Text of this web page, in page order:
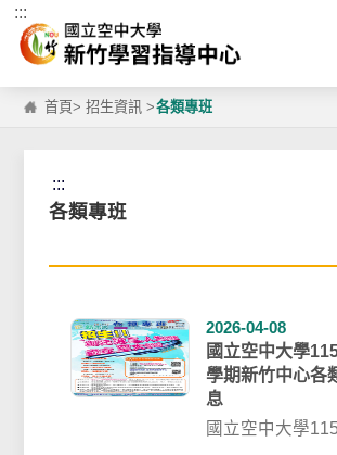
跳到主要內容區塊
:::
首頁>招生資訊 >各類專班
:::
各類專班
2026-04-08
國立空中大學
學期新竹中心各
息
國立空中大學